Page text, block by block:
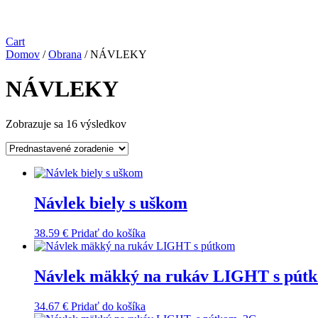
Cart
Domov /Obrana / NÁVLEKY
NÁVLEKY
Zobrazuje sa 16 výsledkov
Návlek biely s uškom
38.59 € Pridať do košíka
Návlek mäkký na rukáv LIGHT s
34.67 € Pridať do košíka